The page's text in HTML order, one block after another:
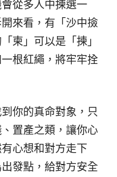
從多人中揀選一
來看，有「沙中撿
柬」可以是「揀」
根紅繩，將牢牢拴
你的真命對象，只
置產之類，讓你心
心想和對方走下
發點，給對方安全